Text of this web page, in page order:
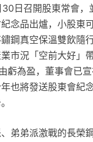
日召開股東常會，
念品出爐，小股東
鋼真空保溫雙飲隨
市況「空前大好」
虧為盈，董事會已
也將發送股東會紀
弟弟派激戰的長榮